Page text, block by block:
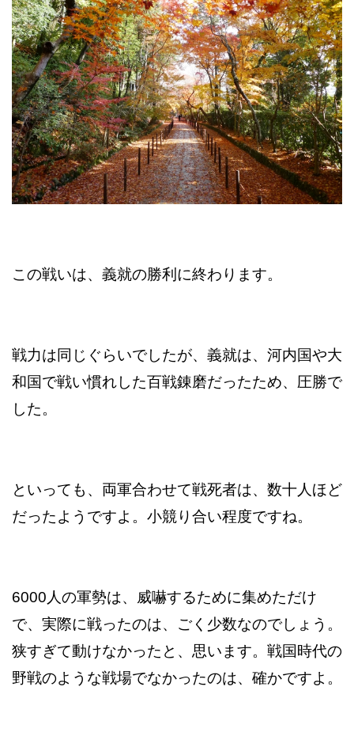
この戦いは、義就の勝利に終わります。
戦力は同じぐらいでしたが、義就は、河内国や大
和国で戦い慣れした百戦錬磨だったため、圧勝で
した。
といっても、両軍合わせて戦死者は、数十人ほど
だったようですよ。小競り合い程度ですね。
6000人の軍勢は、威嚇するために集めただけ
で、実際に戦ったのは、ごく少数なのでしょう。
狭すぎて動けなかったと、思います。戦国時代の
野戦のような戦場でなかったのは、確かですよ。